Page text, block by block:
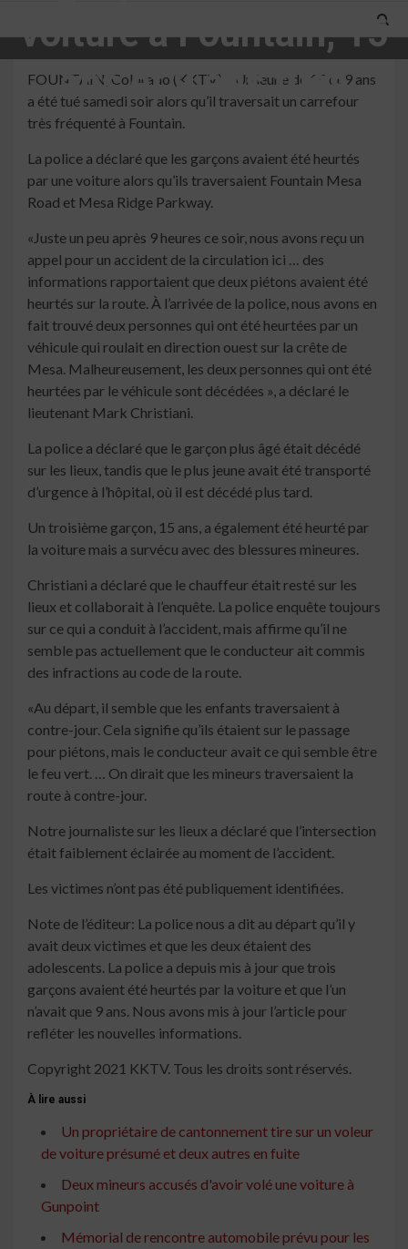
voiture à Fountain; 15
ans et 9 ans tués
FOUNTAIN, Colorado (KKTV) – Un jeune de 15 et 9 ans
a été tué samedi soir alors qu’il traversait un carrefour
très fréquenté à Fountain.
La police a déclaré que les garçons avaient été heurtés
par une voiture alors qu’ils traversaient Fountain Mesa
Road et Mesa Ridge Parkway.
«Juste un peu après 9 heures ce soir, nous avons reçu un
appel pour un accident de la circulation ici … des
informations rapportaient que deux piétons avaient été
heurtés sur la route. À l’arrivée de la police, nous avons en
fait trouvé deux personnes qui ont été heurtées par un
véhicule qui roulait en direction ouest sur la crête de
Mesa. Malheureusement, les deux personnes qui ont été
heurtées par le véhicule sont décédées », a déclaré le
lieutenant Mark Christiani.
La police a déclaré que le garçon plus âgé était décédé
sur les lieux, tandis que le plus jeune avait été transporté
d’urgence à l’hôpital, où il est décédé plus tard.
Un troisième garçon, 15 ans, a également été heurté par
la voiture mais a survécu avec des blessures mineures.
Christiani a déclaré que le chauffeur était resté sur les
lieux et collaborait à l’enquête. La police enquête toujours
sur ce qui a conduit à l’accident, mais affirme qu’il ne
semble pas actuellement que le conducteur ait commis
des infractions au code de la route.
«Au départ, il semble que les enfants traversaient à
contre-jour. Cela signifie qu’ils étaient sur le passage
pour piétons, mais le conducteur avait ce qui semble être
le feu vert. … On dirait que les mineurs traversaient la
route à contre-jour.
Notre journaliste sur les lieux a déclaré que l’intersection
était faiblement éclairée au moment de l’accident.
Les victimes n’ont pas été publiquement identifiées.
Note de l’éditeur: La police nous a dit au départ qu’il y
avait deux victimes et que les deux étaient des
adolescents. La police a depuis mis à jour que trois
garçons avaient été heurtés par la voiture et que l’un
n’avait que 9 ans. Nous avons mis à jour l’article pour
refléter les nouvelles informations.
Copyright 2021 KKTV. Tous les droits sont réservés.
À lire aussi
Un propriétaire de cantonnement tire sur un voleur
de voiture présumé et deux autres en fuite
Deux mineurs accusés d'avoir volé une voiture à
Gunpoint
Mémorial de rencontre automobile prévu pour les